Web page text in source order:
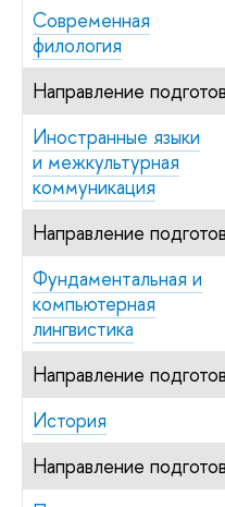
Современная
филология
Направление
Иностранные языки
и межкультурная
коммуникация
Направление
Фундаментальная и
компьютерная
лингвистика
Направление
История
Направление